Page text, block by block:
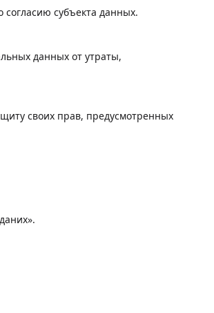
субъекта данных.
данных от утраты,
своих прав, предусмотренных